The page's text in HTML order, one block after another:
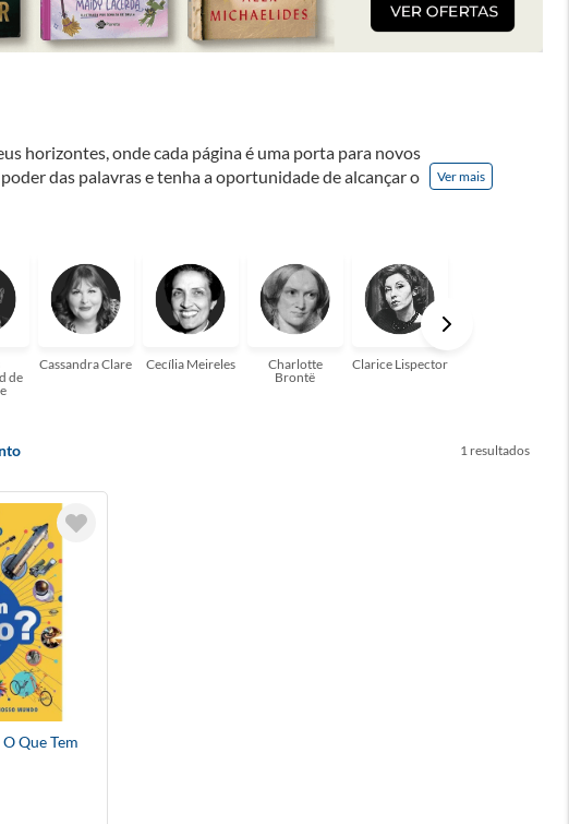
horizontes, onde cada página é uma porta para novos
das palavras e tenha a oportunidade de alcançar o
para você!
Ver mais
de
Cassandra Clare Cecília Meireles
Charlotte
Brontë
Clarice Lispector
1
Que Tem